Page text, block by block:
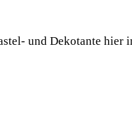
und Dekotante hier